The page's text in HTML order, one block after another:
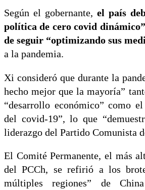
Según el gobernante, el país
política de cero covid
de seguir “optimizando sus
a la pandemia.
Xi consideró que durante la
hecho mejor que la mayoría”
“desarrollo económico” como
del covid-19”, lo que
liderazgo del Partido Comunista
El Comité Permanente, el más
del PCCh, se refirió a los
múltiples regiones” de